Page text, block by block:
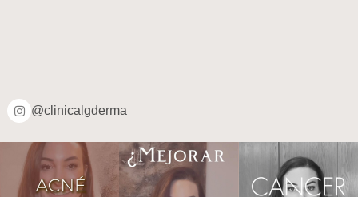
@clinicalgderma